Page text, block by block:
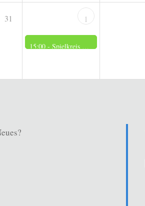
31 1
15:00 -Spielkreis der Männer